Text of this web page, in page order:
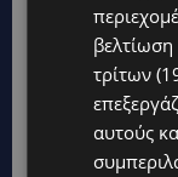
τρίτων
αυτούς